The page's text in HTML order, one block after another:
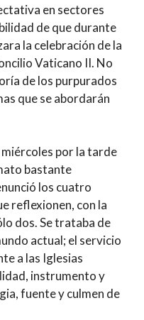
en sectores
de que durante
la celebración de la
Vaticano II. No
de los purpurados
que se abordarán
por la tarde
bastante
los cuatro
reflexionen, con la
dos. Se trataba de
actual; el servicio
a las Iglesias
instrumento y
fuente y culmen de